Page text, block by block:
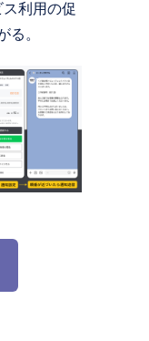
利用の促
る。